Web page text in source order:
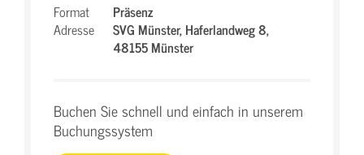
Format
Präsenz
Adresse
SVG Münster,Haferlandweg 8,
48155 Münster
Buchen Sie schnell und einfach in unserem
Buchungssystem